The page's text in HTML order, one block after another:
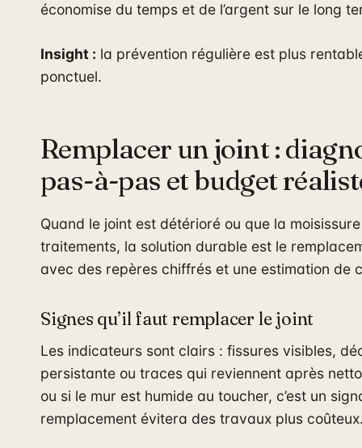
économise du temps et de l’argent sur le long
Insight : la prévention régulière est plus
ponctuel.
Remplacer un joint :
pas-à-pas et budget
Quand le joint est détérioré ou que la
traitements, la solution durable est le
avec des repères chiffrés et une estimation de
Signes qu’il faut remplacer le joint
Les indicateurs sont clairs : fissures visibles,
persistante ou traces qui reviennent après
ou si le mur est humide au toucher, c’est un
remplacement évitera des travaux plus